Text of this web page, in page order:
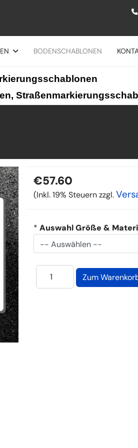
BODENSCHABLONEN
€57.60
(Inkl. 19% Steuern zzgl.
* Auswahl Größe &